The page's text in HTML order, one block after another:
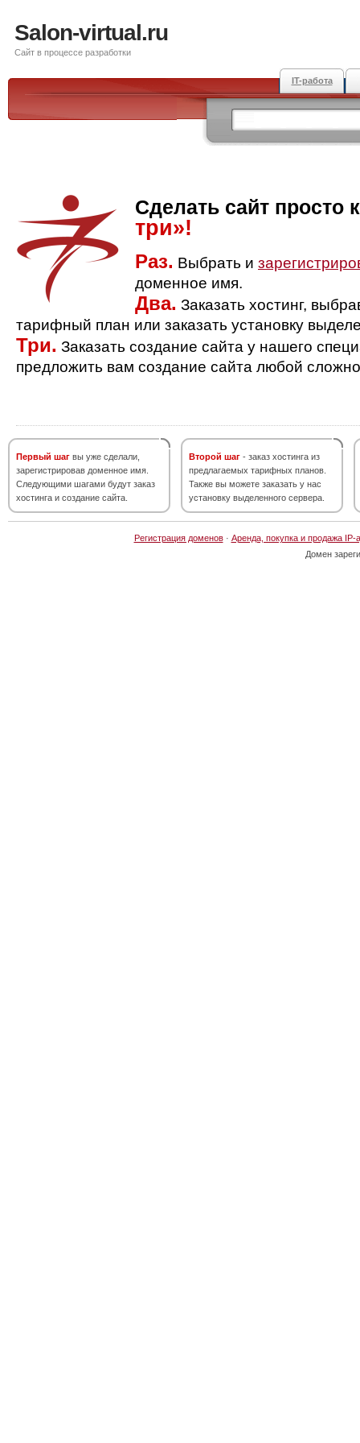
Salon-virtual.ru
Сайт в процессе разработки
IT-работа
Сделать сайт просто
три»!
Раз. Выбрать и
доменное имя.
Два. Заказать хостинг,
тарифный план или заказать установку
Три. Заказать создание сайта у нашего
предложить вам создание сайта любой
Первый шаг вы уже сделали,
зарегистрировав доменное имя.
Следующими шагами будут заказ
хостинга и создание сайта.
Второй шаг - заказ хостинга из
предлагаемых тарифных планов.
Также вы можете заказать у нас
установку выделенного сервера.
Регистрация доменов· Аренда, покупка и продажа IP-
Домен